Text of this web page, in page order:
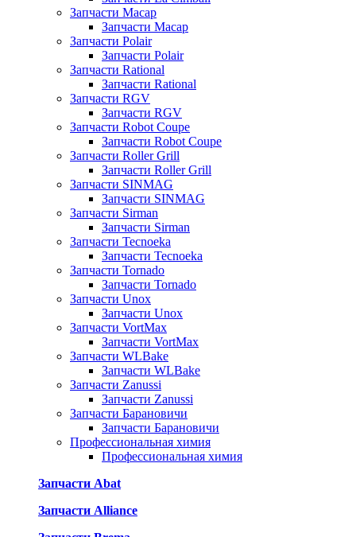
Запчасти Macap
Запчасти Macap
Запчасти Polair
Запчасти Polair
Запчасти Rational
Запчасти Rational
Запчасти RGV
Запчасти RGV
Запчасти Robot Coupe
Запчасти Robot Coupe
Запчасти Roller Grill
Запчасти Roller Grill
Запчасти SINMAG
Запчасти SINMAG
Запчасти Sirman
Запчасти Sirman
Запчасти Tecnoeka
Запчасти Tecnoeka
Запчасти Tornado
Запчасти Tornado
Запчасти Unox
Запчасти Unox
Запчасти VortMax
Запчасти VortMax
Запчасти WLBake
Запчасти WLBake
Запчасти Zanussi
Запчасти Zanussi
Запчасти Барановичи
Запчасти Барановичи
Профессиональная химия
Профессиональная химия
Запчасти Abat
Запчасти Alliance